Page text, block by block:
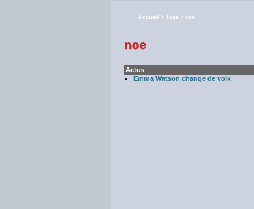
Accueil > Tags > noe
Actus
Emma Watson change de voix